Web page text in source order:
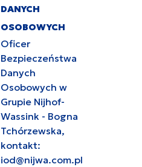
DANYCH
OSOBOWYCH
Oficer
Bezpieczeństwa
Danych
Osobowych w
Grupie Nijhof-
Wassink - Bogna
Tchórzewska,
kontakt:
iod@nijwa.com.pl